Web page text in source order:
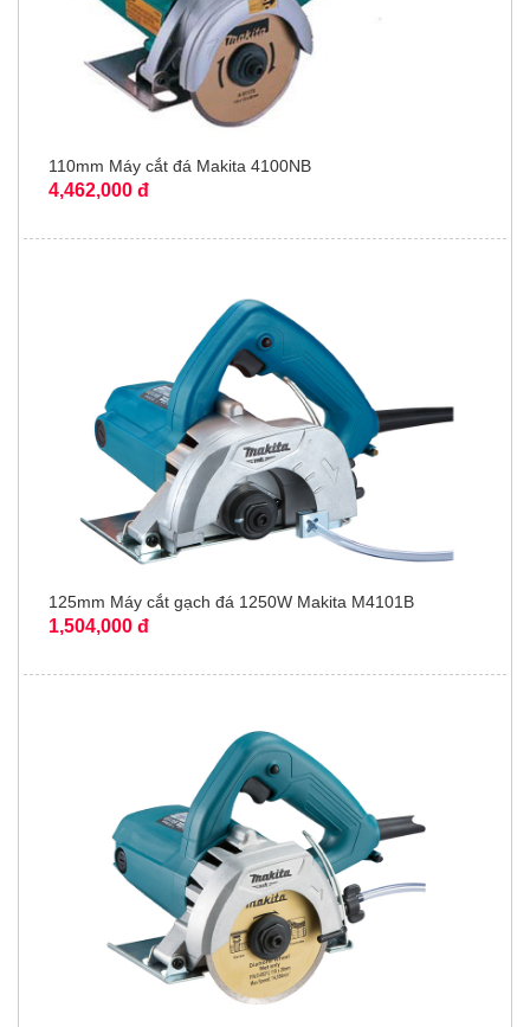
110mm Máy cắt đá Makita 4100NB
4,462,000 đ
125mm Máy cắt gạch đá 1250W Makita M4101B
1,504,000 đ